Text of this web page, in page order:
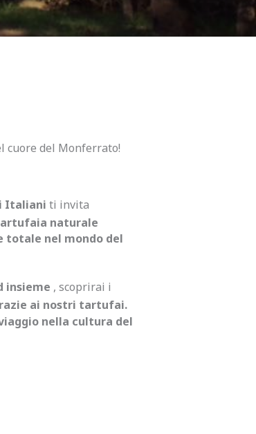
cuore del Monferrato!
Italiani ti invita
naturale
totale nel mondo del
insieme , scoprirai i
ai nostri tartufai.
nella cultura del